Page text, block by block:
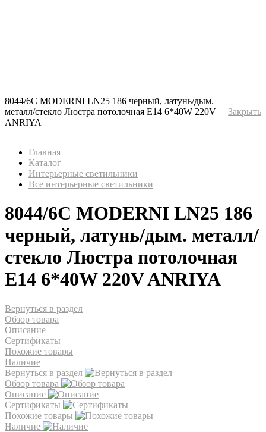
8044/6C MODERNI LN25 186 черный, латунь/дым.
металл/стекло Люстра потолочная Е14 6*40W 220V
ANRIYA
Закрыть
Главная
Каталог
Интерьерные светильники
Все интерьерные светильники
8044/6C MODERNI LN25 186
черный, латунь/дым. металл/
стекло Люстра потолочная
Е14 6*40W 220V ANRIYA
Вернуться в раздел
Обзор товара
Описание
Сертификаты
Похожие товары
Наличие
Вернуться в раздел
Обзор товара
Описание
Сертификаты
Похожие товары
Наличие